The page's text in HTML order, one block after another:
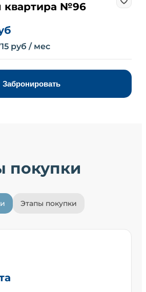
квартира №96
руб / мес
Забронировать
покупки
Этапы покупки